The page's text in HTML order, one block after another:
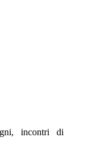
incontri di